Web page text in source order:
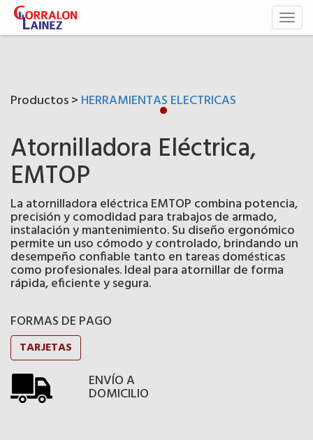
Productos > HERRAMIENTAS ELECTRICAS
Atornilladora Eléctrica,
EMTOP
La atornilladora eléctrica EMTOP combina potencia,
precisión y comodidad para trabajos de armado,
instalación y mantenimiento. Su diseño ergonómico
permite un uso cómodo y controlado, brindando un
desempeño confiable tanto en tareas domésticas
como profesionales. Ideal para atornillar de forma
rápida, eficiente y segura.
FORMAS DE PAGO
TARJETAS
ENVÍO A
DOMICILIO